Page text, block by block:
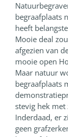
begraafplaats
heeft
Mooie deal
afgezien van
mooie open
Maar natuur
begraafplaats
stevig hek
Inderdaad, er
geen